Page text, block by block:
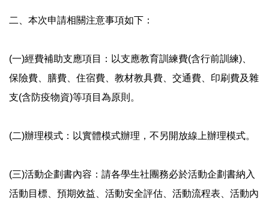
二、本次申請相關注意事項如下：
(一)經費補助支應項目：以支應教育訓練費(含行前訓練)、
保險費、膳費、住宿費、教材教具費、交通費、印刷費及雜
支(含防疫物資)等項目為原則。
(二)辦理模式：以實體模式辦理，不另開放線上辦理模式。
(三)活動企劃書內容：請各學生社團務必於活動企劃書納入
活動目標、預期效益、活動安全評估、活動流程表、活動內